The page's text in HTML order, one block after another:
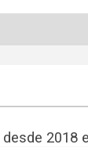
2018